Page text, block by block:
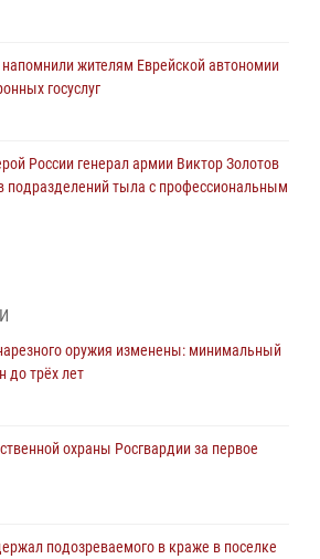
жителям Еврейской автономии
госуслуг
России генерал армии Виктор Золотов
подразделений тыла с профессиональным
российских воинов, погибших в Первой
годов
проведения контрольного отстрела
оружия изменены: минимальный
до трёх лет
охраны Росгвардии за первое
подозреваемого в краже в поселке